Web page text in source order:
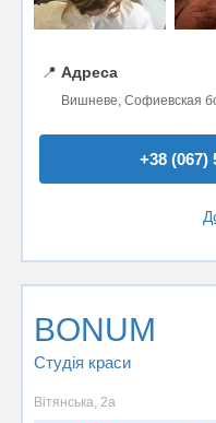
📍 Адреса
Вишневе, Софиевская
+38 (067)
BONUM
Студія краси
Вітянська, 2а